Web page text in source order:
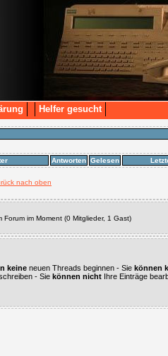
Helfer gesucht
Antworten Gelesen
nach oben
Forum im Moment (0 Mitglieder, 1 Gast)
keine neuen Threads beginnen - Sie können
- Sie können nicht Ihre Einträge